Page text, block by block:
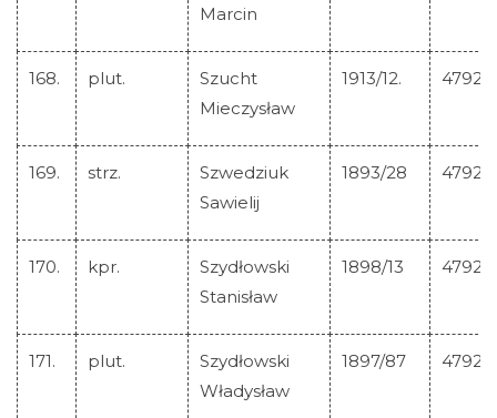
Marcin
168. plut.
Szucht
Mieczysław
1913/12. 47924
169. strz.
Szwedziuk
Sawielij
1893/28 47925
170. kpr.
Szydłowski
Stanisław
1898/13 47926
171. plut.
Szydłowski
Władysław
1897/87 47927